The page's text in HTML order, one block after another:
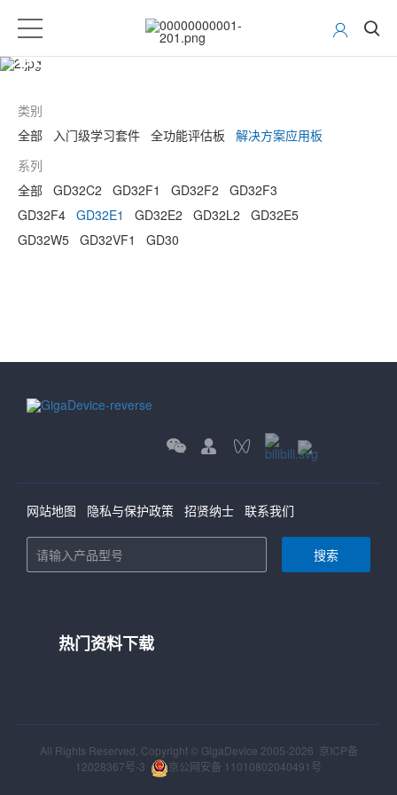
GD32 MCU开发工具
类别
全部
入门级学习套件 全功能评估板
解决方案应用板
系列
全部
GD32C2 GD32F1 GD32F2
GD32F3
GD32F4 GD32E1 GD32E2 GD32L2
GD32E5
GD32W5 GD32VF1 GD30
网站地图 隐私与保护政策 招贤纳士 联系我们
搜索
热门资料下载
All Rights Reserved, Copyright © GigaDevice 2005-2026 京ICP备
12028367号-3
京公网安备 11010802040491号